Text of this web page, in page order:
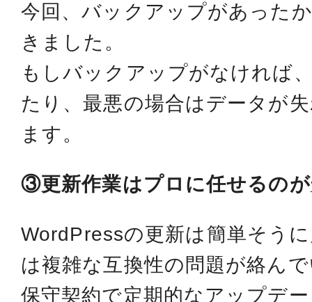
今回、バックアップがあった
きました。
もしバックアップがなければ
たり、最悪の場合はデータが
ます。
③更新作業はプロに任せるの
WordPressの更新は簡単そう
は複雑な互換性の問題が絡ん
保守契約で定期的なアップデ